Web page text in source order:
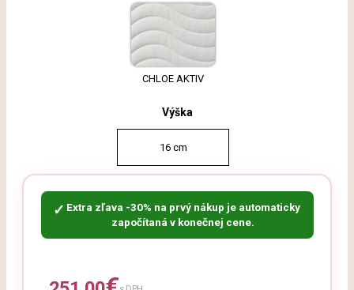
CHLOE AKTIV
Výška
16 cm
✓ Extra zľava -30% na prvý nákup je automaticky
započítaná v konečnej cene.